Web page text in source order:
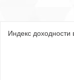
Индекс